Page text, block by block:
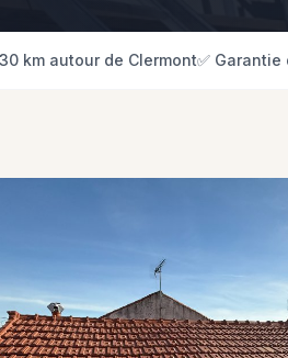
km autour de Clermont✅